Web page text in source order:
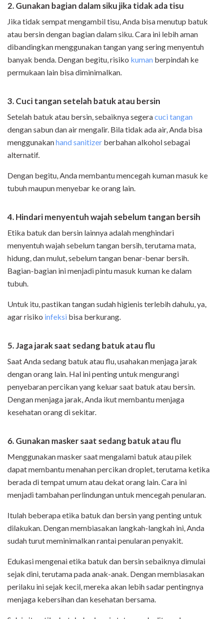
2. Gunakan bagian dalam siku jika tidak ada tisu
Jika tidak sempat mengambil tisu, Anda bisa menutup batuk
atau bersin dengan bagian dalam siku. Cara ini lebih aman
dibandingkan menggunakan tangan yang sering menyentuh
banyak benda. Dengan begitu, risiko kuman berpindah ke
permukaan lain bisa diminimalkan.
3. Cuci tangan setelah batuk atau bersin
Setelah batuk atau bersin, sebaiknya segeracuci tangan
dengan sabun dan air mengalir. Bila tidak ada air, Anda bisa
menggunakanhand sanitizer berbahan alkohol sebagai
alternatif.
Dengan begitu, Anda membantu mencegah kuman masuk ke
tubuh maupun menyebar ke orang lain.
4. Hindari menyentuh wajah sebelum tangan bersih
Etika batuk dan bersin lainnya adalah menghindari
menyentuh wajah sebelum tangan bersih, terutama mata,
hidung, dan mulut, sebelum tangan benar-benar bersih.
Bagian-bagian ini menjadi pintu masuk kuman ke dalam
tubuh.
Untuk itu, pastikan tangan sudah higienis terlebih dahulu, ya,
agar risiko infeksi bisa berkurang.
5. Jaga jarak saat sedang batuk atau flu
Saat Anda sedang batuk atau flu, usahakan menjaga jarak
dengan orang lain. Hal ini penting untuk mengurangi
penyebaran percikan yang keluar saat batuk atau bersin.
Dengan menjaga jarak, Anda ikut membantu menjaga
kesehatan orang di sekitar.
6. Gunakan masker saat sedang batuk atau flu
Menggunakan masker saat mengalami batuk atau pilek
dapat membantu menahan percikan droplet, terutama ketika
berada di tempat umum atau dekat orang lain. Cara ini
menjadi tambahan perlindungan untuk mencegah penularan.
Itulah beberapa etika batuk dan bersin yang penting untuk
dilakukan. Dengan membiasakan langkah-langkah ini, Anda
sudah turut meminimalkan rantai penularan penyakit.
Edukasi mengenai etika batuk dan bersin sebaiknya dimulai
sejak dini, terutama pada anak-anak. Dengan membiasakan
perilaku ini sejak kecil, mereka akan lebih sadar pentingnya
menjaga kebersihan dan kesehatan bersama.